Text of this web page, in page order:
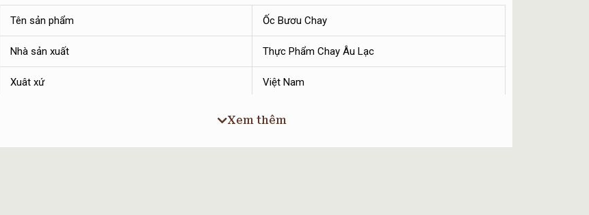
Tên sản phẩm Ốc Bươu Chay
Nhà sản xuất Thực Phẩm Chay Âu Lạc
Xuât xứ Việt Nam
130 gr.
Xem thêm